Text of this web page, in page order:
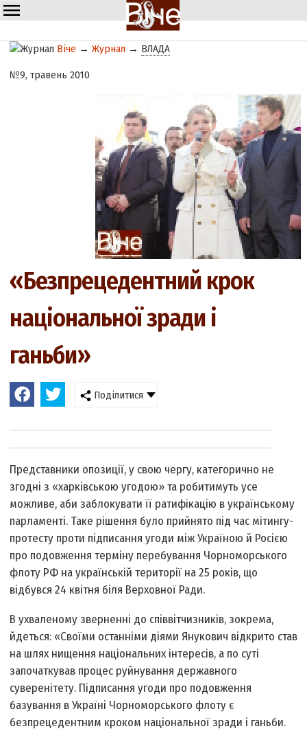
Віче →Журнал → ВЛАДА
№9, травень 2010
«Безпрецедентний крок
національної зради і
ганьби»
Поділитися
Представники опозиції, у свою чергу, категорично не
згодні з «харківською угодою» та робитимуть усе
можливе, аби заблокувати її ратифікацію в українському
парламенті. Таке рішення було прийнято під час мітингу-
протесту проти підписання угоди між Україною й Росією
про подовження терміну перебування Чорноморського
флоту РФ на українській території на 25 років, що
відбувся 24 квітня біля Верховної Ради.
В ухваленому зверненні до співвітчизників, зокрема,
йдеться: «Своїми останніми діями Янукович відкрито став
на шлях нищення національних інтересів, а по суті
започаткував процес руйнування державного
суверенітету. Підписання угоди про подовження
базування в Україні Чорноморського флоту є
безпрецедентним кроком національної зради і ганьби.